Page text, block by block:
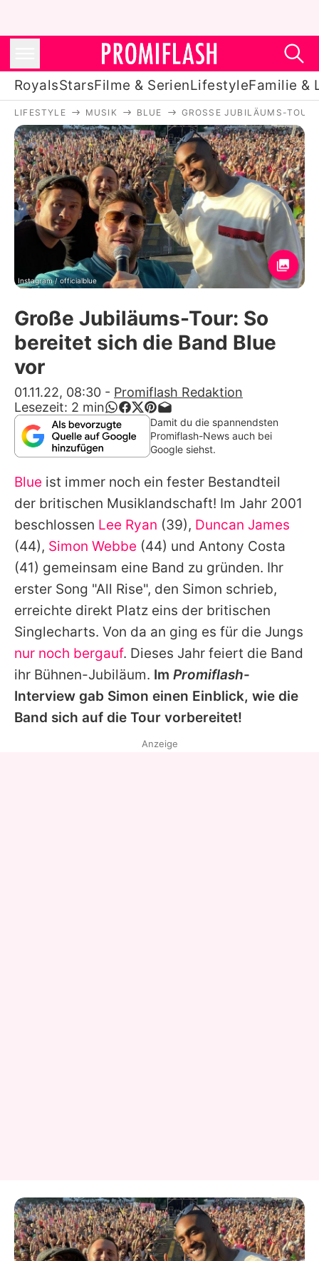
RoyalsStarsFilme & SerienLifestyleFamilie &
Royals
Stars
Filme & Serien
Lifestyle
Familie & Liebe
Promiflash Exklusiv
Alle Themen auf Promiflash
App runterladen
Team
Redaktionelle Richtlinien
Impressum
Datenschutzerklärung
Nutzungsbedingungen
Utiq verwalten
LIFESTYLE MUSIK BLUE GROSSE JUBILÄUMS-TOUR:
Instagram / officialblue
Große Jubiläums-Tour: So
bereitet sich die Band Blue
vor
01.11.22, 08:30 - Promiflash Redaktion
Lesezeit: 2 min
Damit du die spannendsten
Promiflash-News auch bei
Google siehst.
Blue ist immer noch ein fester Bestandteil
der britischen Musiklandschaft! Im Jahr 2001
beschlossen Lee Ryan (39), Duncan James
(44), Simon Webbe (44) und Antony Costa
(41) gemeinsam eine Band zu gründen. Ihr
erster Song "All Rise", den Simon schrieb,
erreichte direkt Platz eins der britischen
Singlecharts. Von da an ging es für die Jungs
nur noch bergauf. Dieses Jahr feiert die Band
ihr Bühnen-Jubiläum. Im Promiflash-
Interview gab Simon einen Einblick, wie die
Band sich auf die Tour vorbereitet!
Anzeige